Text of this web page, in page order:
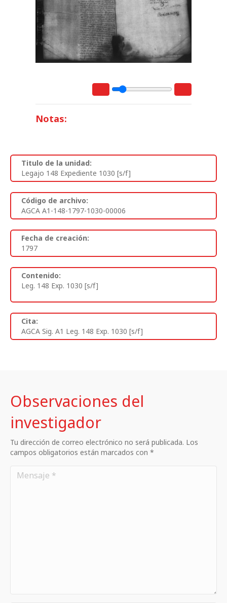
Notas:
Titulo de la unidad:
Legajo 148 Expediente 1030 [s/f]
Código de archivo:
AGCA A1-148-1797-1030-00006
Fecha de creación:
1797
Contenido:
Leg. 148 Exp. 1030 [s/f]
Cita:
AGCA Sig. A1 Leg. 148 Exp. 1030 [s/f]
Observaciones del
investigador
Tu dirección de correo electrónico no será publicada. Los
campos obligatorios están marcados con *